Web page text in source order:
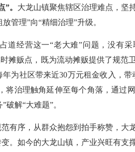
。 大龙山镇聚焦辖区治理难点，坚
管理”向“精细治理”升级。
道经营这一“老大难”问题，没有
摊贩点，既为流动摊贩提供了规范
为社区带来近30万元租金收入，
将治理触角延伸至每个角落，通过
破解“大难题”。
有序，从群众抱怨到拍手称赞，大
。如今的大龙山镇，产业兴旺有支